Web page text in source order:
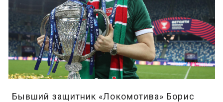
Бывший защитник «Локомотива» Борис